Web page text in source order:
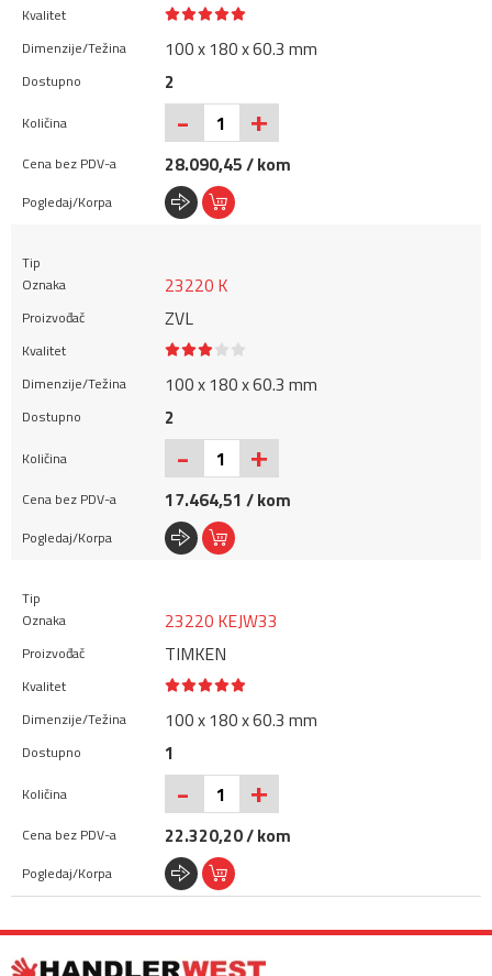
100 x 180 x 60.3 mm
2
- +
28.090,45 / kom
23220 K
ZVL
100 x 180 x 60.3 mm
2
- +
17.464,51 / kom
23220 KEJW33
TIMKEN
100 x 180 x 60.3 mm
1
- +
22.320,20 / kom